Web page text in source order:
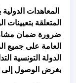
المعاهدات
ضرورة ضمان
العامة على جميع
الدولة التونسية
بغرض الوصول إلى